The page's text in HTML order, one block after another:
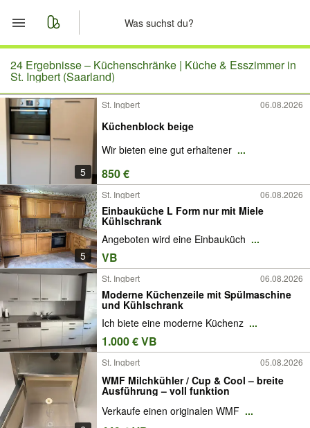
Start
Merkliste
Nachrichten
Anzeige aufgeben
24 Ergebnisse – Küchenschränke | Küche & Esszimmer in
St. Ingbert (Saarland)
5
St. Ingbert 06.08.2026
Küchenblock beige
Wir bieten eine gut erhaltener ...
850 €
5
St. Ingbert 06.08.2026
Einbauküche L Form nur mit Miele
Kühlschrank
Angeboten wird eine Einbauküch ...
VB
St. Ingbert 06.08.2026
Moderne Küchenzeile mit Spülmaschine
und Kühlschrank
Ich biete eine moderne Küchenz ...
1.000 € VB
St. Ingbert 05.08.2026
WMF Milchkühler / Cup & Cool – breite
Ausführung – voll funktion
Verkaufe einen originalen WMF ...